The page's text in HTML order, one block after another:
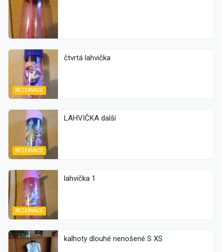
REZERVACE
čtvrtá lahvička
REZERVACE
LAHVIČKA další
REZERVACE
lahvička 1
kalhoty dlouhé nenošené S XS